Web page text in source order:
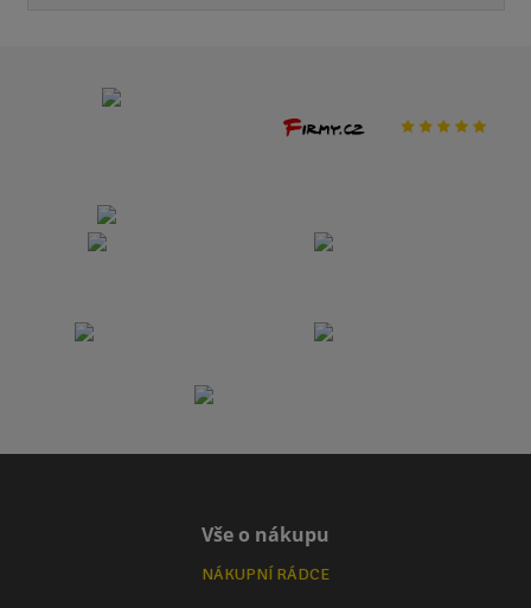
Vše o nákupu
NÁKUPNÍ RÁDCE